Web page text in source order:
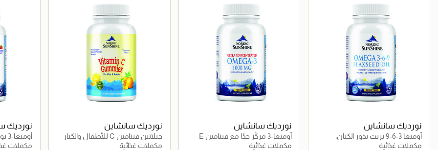
نورديك سانشاين
أوميغا 3-6-9 بزيت بذور الكتان،
مكملات غذائية
نورديك سانشاين
أوميغا-3 مركّز جدًا مع فيتامين E
لدعم القلب والدماغ والمناعة
مكملات غذائية
نورديك سانشاين
جيلاتين فيتامين C للأطفال والكبار
مكملات غذائية
نورديك
الدماغ
مكملات